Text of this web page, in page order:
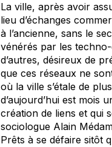
La ville, après avoir
lieu d’échanges
à l’ancienne, sans le
vénérés par les
d’autres, désireux de
que ces réseaux ne
où la ville s’étale de
d’aujourd’hui est mois
création de liens et qui
sociologue Alain
Prêts à se défaire sitôt